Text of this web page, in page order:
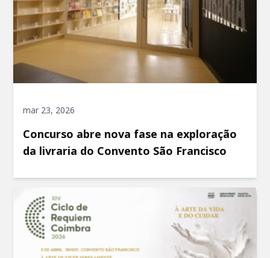
mar 23, 2026
Concurso abre nova fase na exploração
da livraria do Convento São Francisco